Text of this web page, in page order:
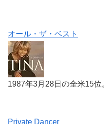
オール・ザ・ベスト
1987年3月28日の全米15位。
Private Dancer